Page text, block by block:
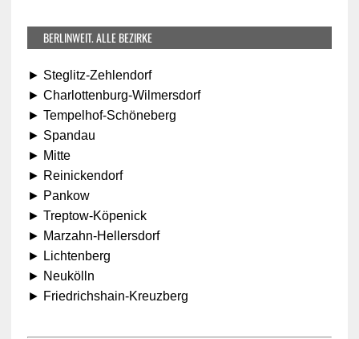
BERLINWEIT. ALLE BEZIRKE
► Steglitz-Zehlendorf
► Charlottenburg-Wilmersdorf
► Tempelhof-Schöneberg
► Spandau
► Mitte
► Reinickendorf
► Pankow
► Treptow-Köpenick
► Marzahn-Hellersdorf
► Lichtenberg
► Neukölln
► Friedrichshain-Kreuzberg